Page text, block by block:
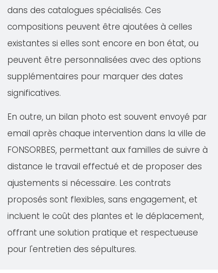
dans des catalogues spécialisés. Ces
compositions peuvent être ajoutées à celles
existantes si elles sont encore en bon état, ou
peuvent être personnalisées avec des options
supplémentaires pour marquer des dates
significatives.
En outre, un bilan photo est souvent envoyé par
email après chaque intervention dans la ville de
FONSORBES, permettant aux familles de suivre à
distance le travail effectué et de proposer des
ajustements si nécessaire. Les contrats
proposés sont flexibles, sans engagement, et
incluent le coût des plantes et le déplacement,
offrant une solution pratique et respectueuse
pour l'entretien des sépultures.